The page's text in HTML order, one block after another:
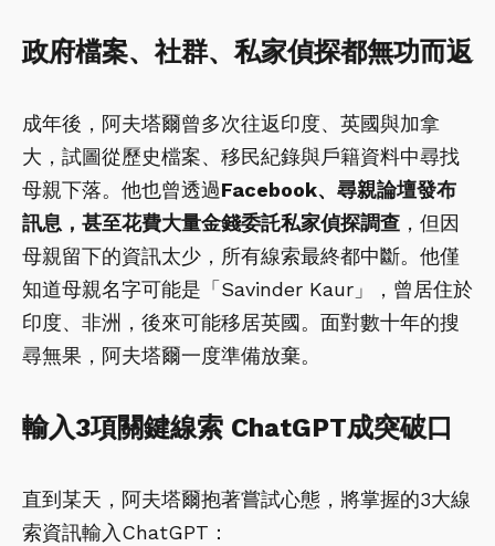
政府檔案、社群、私家偵探都無功而返
成年後，阿夫塔爾曾多次往返印度、英國與加拿
大，試圖從歷史檔案、移民紀錄與戶籍資料中尋找
母親下落。他也曾透過Facebook、尋親論壇發布
訊息，甚至花費大量金錢委託私家偵探調查 ，但因
母親留下的資訊太少，所有線索最終都中斷。他僅
知道母親名字可能是「Savinder Kaur」，曾居住於
印度、非洲，後來可能移居英國。面對數十年的搜
尋無果，阿夫塔爾一度準備放棄。
輸入3項關鍵線索 ChatGPT成突破口
直到某天，阿夫塔爾抱著嘗試心態，將掌握的3大線
索資訊輸入ChatGPT：